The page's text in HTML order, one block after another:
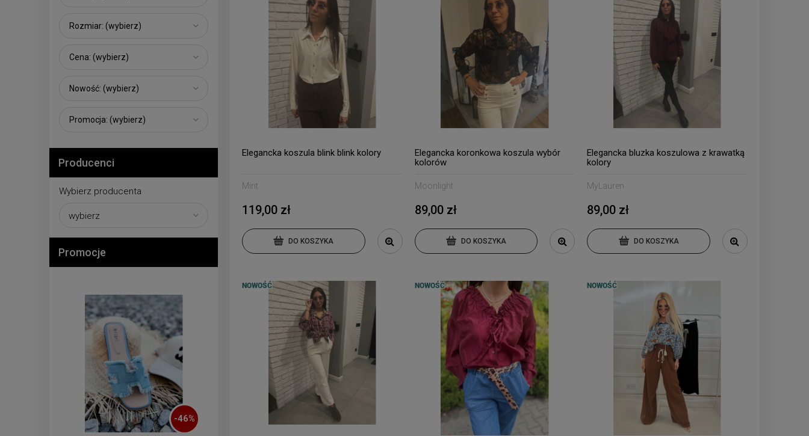
Rozmiar: (wybierz)
Cena: (wybierz)
Nowość: (wybierz)
Promocja: (wybierz)
Producenci
Wybierz producenta
Promocje
-46%
Elegancka koszula blink blink kolory
Mint
119,00 zł
DO KOSZYKA
Elegancka koronkowa koszula wybór
kolorów
Moonlight
89,00 zł
DO KOSZYKA
Elegancka bluzka koszulowa z krawatką
kolory
MyLauren
89,00 zł
DO KOSZYKA
NOWOŚĆ NOWOŚĆ NOWOŚĆ